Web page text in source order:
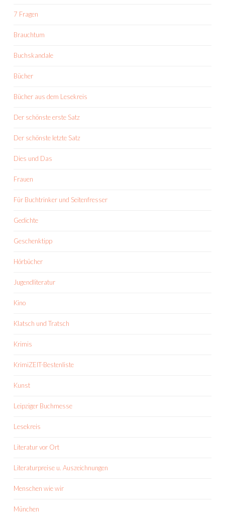
7 Fragen
Brauchtum
Buchskandale
Bücher
Bücher aus dem Lesekreis
Der schönste erste Satz
Der schönste letzte Satz
Dies und Das
Frauen
Für Buchtrinker und Seitenfresser
Gedichte
Geschenktipp
Hörbücher
Jugendliteratur
Kino
Klatsch und Tratsch
Krimis
KrimiZEIT-Bestenliste
Kunst
Leipziger Buchmesse
Lesekreis
Literatur vor Ort
Literaturpreise u. Auszeichnungen
Menschen wie wir
München